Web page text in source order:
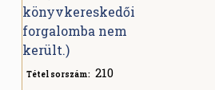
Tétel sorszám: 210